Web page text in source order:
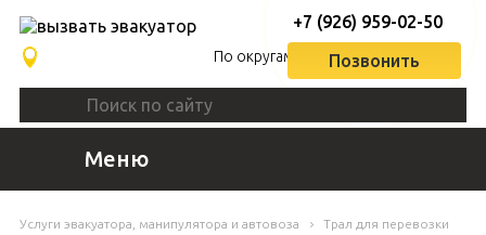
По округам
+7 (926) 959-02-50
Позвонить
Меню
Услуги эвакуатора, манипулятора и автовоза
Трал для перевозки